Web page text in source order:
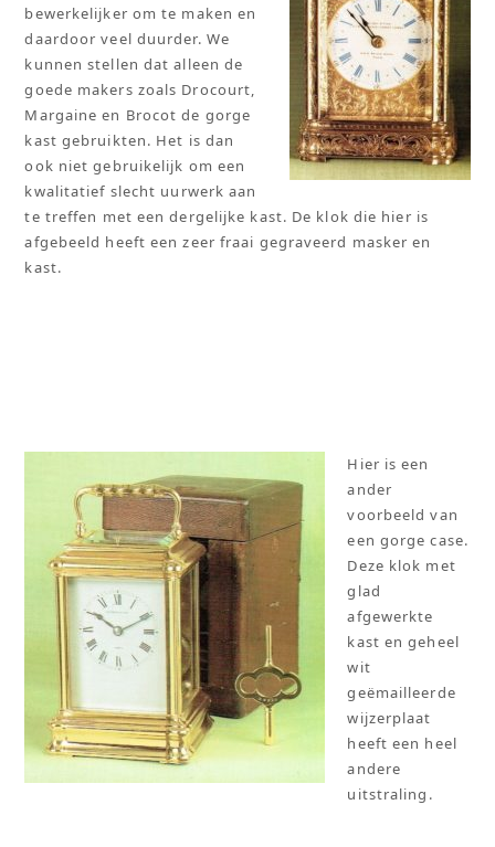
bewerkelijker om te maken en
daardoor veel duurder. We
kunnen stellen dat alleen de
goede makers zoals Drocourt,
Margaine en Brocot de gorge
kast gebruikten. Het is dan
ook niet gebruikelijk om een
kwalitatief slecht uurwerk aan
te treffen met een dergelijke kast. De klok die hier is
afgebeeld heeft een zeer fraai gegraveerd masker en
kast.
Hier is een
ander
voorbeeld van
een gorge case.
Deze klok met
glad
afgewerkte
kast en geheel
wit
geëmailleerde
wijzerplaat
heeft een heel
andere
uitstraling.